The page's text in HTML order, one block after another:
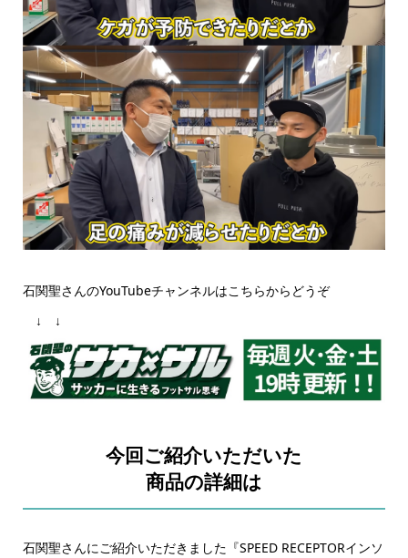
石関聖さんのYouTubeチャンネルはこちらからどうぞ
↓ ↓
今回ご紹介いただいた
商品の詳細は
石関聖さんにご紹介いただきました『SPEED RECEPTORインソ